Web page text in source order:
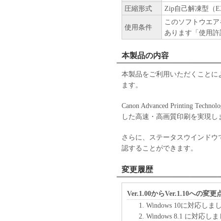
お客様に譲渡あるいは許諾さ
２．制限
(1) お客様は、再使用許諾、
法により、第三者に「本ソフ
ル、逆アセンブル、その他リ
また第三者にこのような行為
３．帰属
キヤノンのライセンサーに帰
４．著作権表示
ーの著作権表示を変更し、
５．保証の否認・免責
ン、キヤノンのライセンサー
の販売代理店または販売店の
よび特定の目的への適合性の
とを問わず一切しないものと
(2) キヤノン、キヤノンのラ
圧縮形式
Zip自己解凍型（
使用条件
このソフトウエ
あります「使用許
本製品の内容
本製品をご利用いただくことに
ます。
Canon Advanced Printing
した高速・高画質印刷を実現し
さらに、ステータスウインド
認することができます。
変更履歴
Ver.1.00からVer.1.10への変更
Windows 10に対応しまし
Windows 8.1 に対応しま